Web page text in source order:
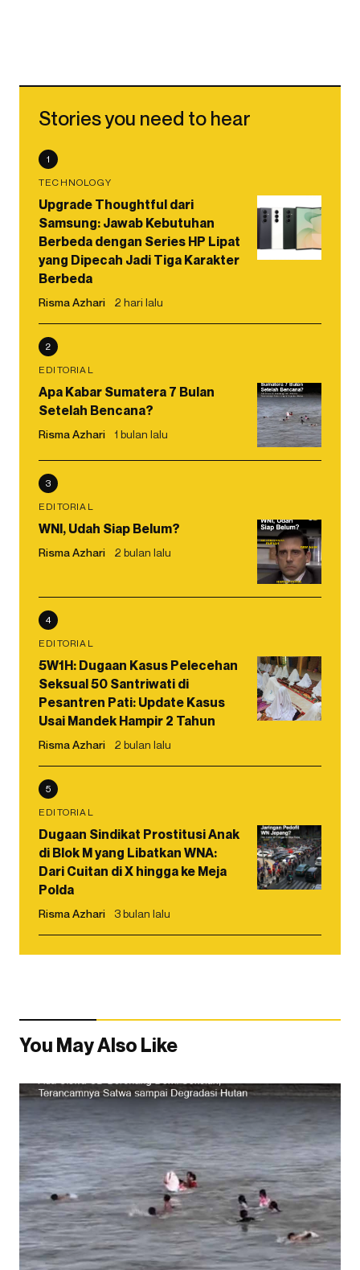
Stories you need to hear
1
TECHNOLOGY
Upgrade Thoughtful dari
Samsung: Jawab Kebutuhan
Berbeda dengan Series HP Lipat
yang Dipecah Jadi Tiga Karakter
Berbeda
Risma Azhari 2 hari lalu
2
EDITORIAL
Apa Kabar Sumatera 7 Bulan
Setelah Bencana?
Risma Azhari 1 bulan lalu
3
EDITORIAL
WNI, Udah Siap Belum?
Risma Azhari 2 bulan lalu
4
EDITORIAL
5W1H: Dugaan Kasus Pelecehan
Seksual 50 Santriwati di
Pesantren Pati: Update Kasus
Usai Mandek Hampir 2 Tahun
Risma Azhari 2 bulan lalu
5
EDITORIAL
Dugaan Sindikat Prostitusi Anak
di Blok M yang Libatkan WNA:
Dari Cuitan di X hingga ke Meja
Polda
Risma Azhari 3 bulan lalu
You May Also Like